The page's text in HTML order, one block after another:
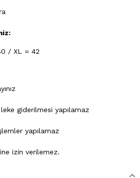
/ XL = 42
giderilmesi yapılamaz
yapılamaz
izin verilemez.
izin verilmez